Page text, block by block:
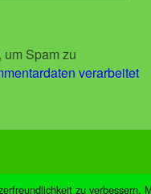
Spam zu
verarbeitet
zu verbessern.